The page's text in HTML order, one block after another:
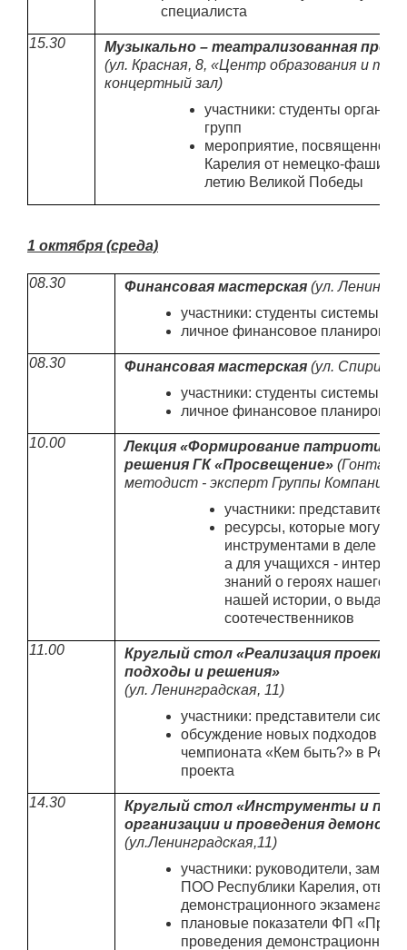
специалиста
15.30
Музыкально – театрализованная
(ул. Красная, 8, «Центр образования и
концертный зал)
участники: студенты
групп
мероприятие, посвященное
Карелия от немецко-
летию Великой Победы
1 октября (среда)
08.30 Финансовая мастерская (ул.
участники: студенты системы
личное финансовое
08.30 Финансовая мастерская (ул.
участники: студенты системы
личное финансовое
10.00
Лекция «Формирование
решения ГК «Просвещение» (Гонтарь
методист - эксперт Группы Компаний
участники:
ресурсы, которые могут
инструментами в деле
а для учащихся -
знаний о героях нашего
нашей истории, о
соотечественников
11.00
Круглый стол «Реализация проекта
подходы и решения»
(ул. Ленинградская, 11)
участники: представители
обсуждение новых подходов к
чемпионата «Кем быть?» в
проекта
14.30
Круглый стол «Инструменты и
организации и проведения
(ул.Ленинградская,11)
участники: руководители,
ПОО Республики Карелия,
демонстрационного экзамена
плановые показатели ФП
проведения демонстрационного